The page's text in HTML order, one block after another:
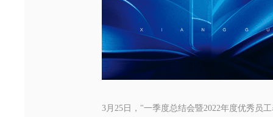
3月25日，"一季度总结会暨2022年度优秀员